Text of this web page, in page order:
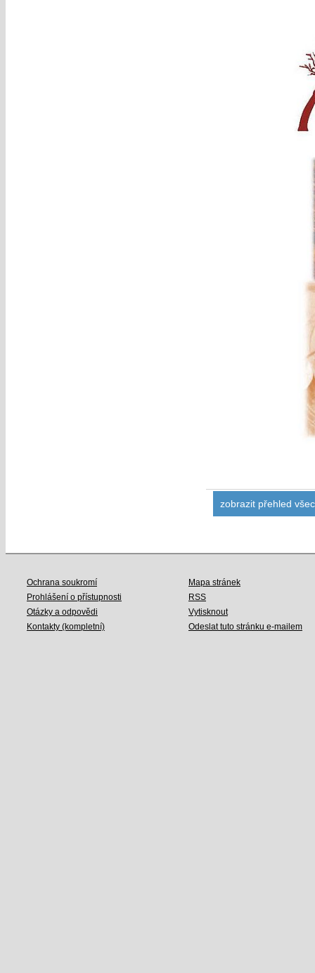
zobrazit přehled
Ochrana soukromí
Prohlášení o přístupnosti
Otázky a odpovědi
Kontakty (kompletní)
Mapa stránek
RSS
Vytisknout
Odeslat tuto stránku e-mailem